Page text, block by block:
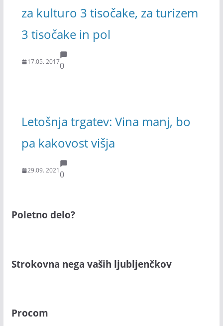
za kulturo 3 tisočake, za turizem
3 tisočake in pol
17.05. 20170
Letošnja trgatev: Vina manj, bo
pa kakovost višja
29.09. 20210
Poletno delo?
Strokovna nega vaših ljubljenčkov
Procom